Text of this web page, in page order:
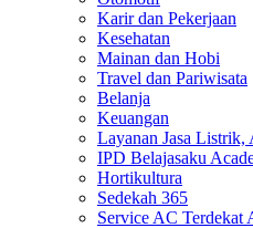
Karir dan Pekerjaan
Kesehatan
Mainan dan Hobi
Travel dan Pariwisata
Belanja
Keuangan
Layanan Jasa Listrik,
IPD Belajasaku
Hortikultura
Sedekah 365
Service AC Terdekat